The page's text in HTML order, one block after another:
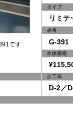
です
タイプ
リミテ
品番
G-391
本体価格
加工等
D-2／